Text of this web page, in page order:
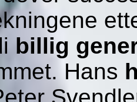
billig
Hans